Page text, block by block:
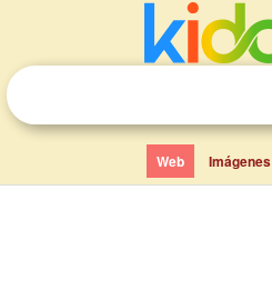
Web Imágenes